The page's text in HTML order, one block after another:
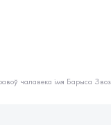
чалавека імя Барыса